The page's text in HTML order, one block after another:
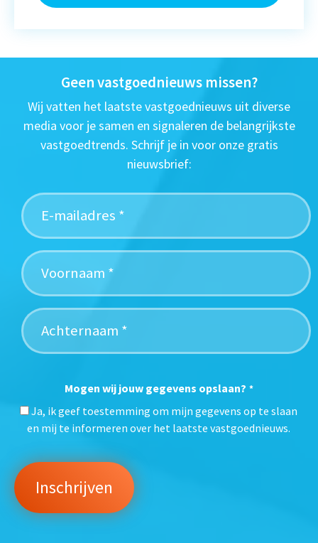
Geen vastgoednieuws missen?
Wij vatten het laatste vastgoednieuws uit diverse
media voor je samen en signaleren de belangrijkste
vastgoedtrends. Schrijf je in voor onze gratis
nieuwsbrief:
Mogen wij jouw gegevens opslaan? *
Ja, ik geef toestemming om mijn gegevens op te slaan
en mij te informeren over het laatste vastgoednieuws.